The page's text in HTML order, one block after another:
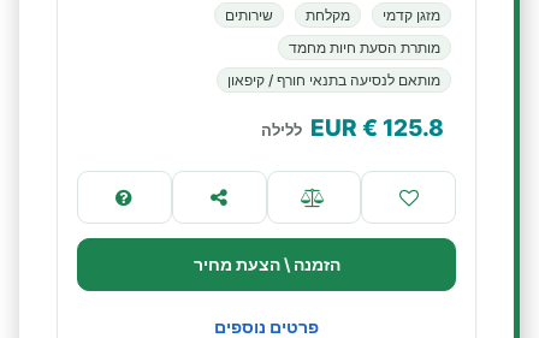
מזגן קדמי מקלחת
שירותים
מותרת הסעת חיות מחמד
מותאם לנסיעה בתנאי חורף / קיפאון
125.8
€ EUR ללילה
הזמנה \ הצעת מחיר
פרטים נוספים